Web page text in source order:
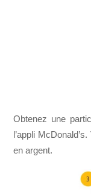
Obtenez une
l’appli
en argent.